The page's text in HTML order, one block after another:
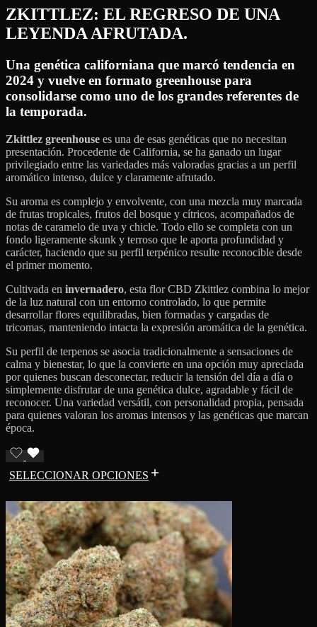
ZKITTLEZ: EL REGRESO DE UNA
LEYENDA AFRUTADA.
Una genética californiana que marcó tendencia en
2024 y vuelve en formato greenhouse para
consolidarse como uno de los grandes referentes de
la temporada.
Zkittlez greenhouse es una de esas genéticas que no necesitan
presentación. Procedente de California, se ha ganado un lugar
privilegiado entre las variedades más valoradas gracias a un perfil
aromático intenso, dulce y claramente afrutado.
Su aroma es complejo y envolvente, con una mezcla muy marcada
de frutas tropicales, frutos del bosque y cítricos, acompañados de
notas de caramelo de uva y chicle. Todo ello se completa con un
fondo ligeramente skunk y terroso que le aporta profundidad y
carácter, haciendo que su perfil terpénico resulte reconocible desde
el primer momento.
Cultivada en invernadero, esta flor CBD Zkittlez combina lo mejor
de la luz natural con un entorno controlado, lo que permite
desarrollar flores equilibradas, bien formadas y cargadas de
tricomas, manteniendo intacta la expresión aromática de la genética.
Su perfil de terpenos se asocia tradicionalmente a sensaciones de
calma y bienestar, lo que la convierte en una opción muy apreciada
por quienes buscan desconectar, reducir la tensión del día a día o
simplemente disfrutar de una genética dulce, agradable y fácil de
reconocer. Una variedad versátil, con personalidad propia, pensada
para quienes valoran los aromas intensos y las genéticas que marcan
época.
SELECCIONAR OPCIONES